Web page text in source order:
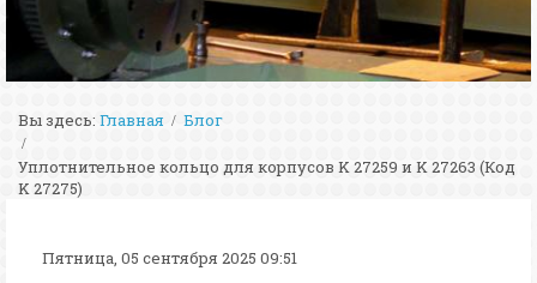
Вы здесь: Главная Блог
Уплотнительное кольцо для корпусов K 27259 и K 27263 (Код
K 27275)
Пятница, 05 сентября 2025 09:51